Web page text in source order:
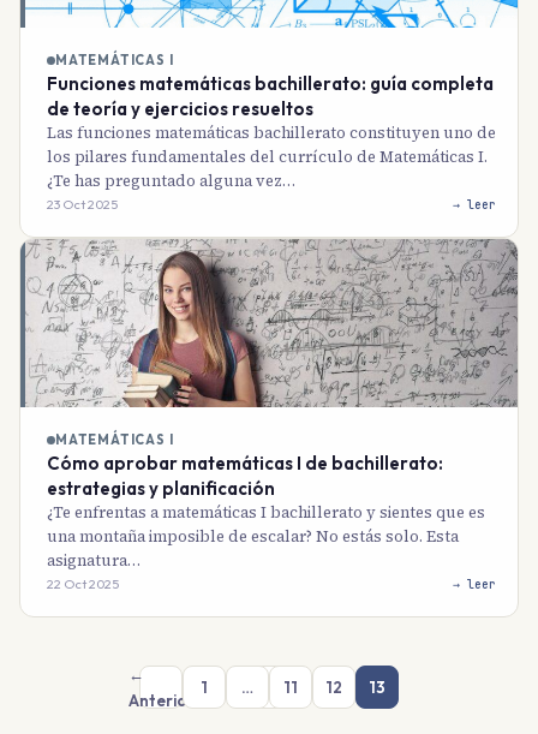
MATEMÁTICAS I
Funciones matemáticas bachillerato: guía completa
de teoría y ejercicios resueltos
Las funciones matemáticas bachillerato constituyen uno de
los pilares fundamentales del currículo de Matemáticas I.
¿Te has preguntado alguna vez…
23 Oct 2025 → leer
MATEMÁTICAS I
Cómo aprobar matemáticas I de bachillerato:
estrategias y planificación
¿Te enfrentas a matemáticas I bachillerato y sientes que es
una montaña imposible de escalar? No estás solo. Esta
asignatura…
22 Oct 2025 → leer
←
Anterior
1 … 11 12 13